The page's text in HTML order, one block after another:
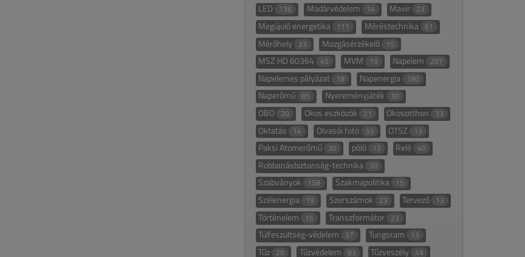
LED 138 Madárvédelem 14 Mavir 23
Megújuló energetika 111 Méréstechnika 61
Mérőhely 23 Mozgásérzékelő 15
MSZ HD 60364 45 MVM 19 Napelem 207
Napelemes pályázat 18 Napenergia 180
Naperőmű 85 Nyereményjáték 30
OBO 20 Okos eszközök 21 Okosotthon 33
Oktatás 14 Olvasói fotó 33 OTSZ 13
Paksi Atomerőmű 30 póló 13 Relé 40
Robbanásbiztonság-technika 30
Szabványok 158 Szakmapolitika 15
Szélenergia 19 Szerszámok 23 Tervező 13
Történelem 15 Transzformátor 23
Túlfeszültség-védelem 37 Tungsram 13
Tűz 20 Tűzvédelem 83 Tűzveszély 49